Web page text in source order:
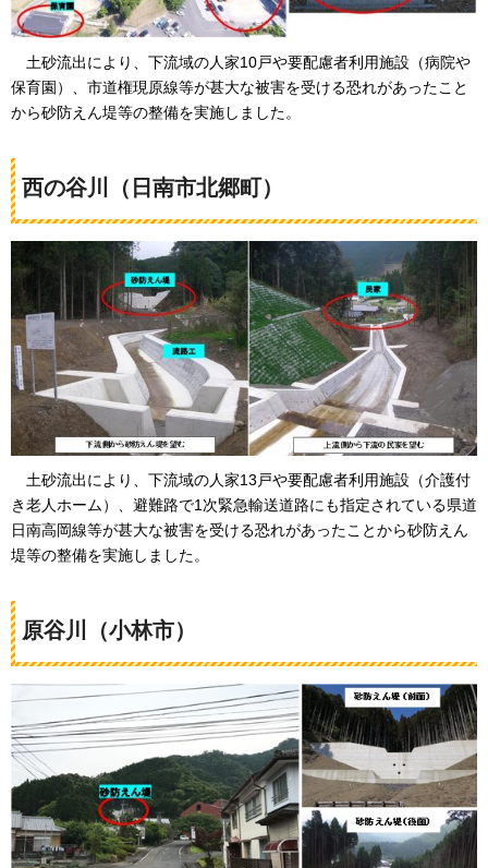
土砂流出により、下流域の人家10戸や要配慮者利用施設（病院や
保育園）、市道権現原線等が甚大な被害を受ける恐れがあったこと
から砂防えん堤等の整備を実施しました。
西の谷川（日南市北郷町）
土砂流出により、下流域の人家13戸や要配慮者利用施設（介護付
き老人ホーム）、避難路で1次緊急輸送道路にも指定されている県道
日南高岡線等が甚大な被害を受ける恐れがあったことから砂防えん
堤等の整備を実施しました。
原谷川（小林市）